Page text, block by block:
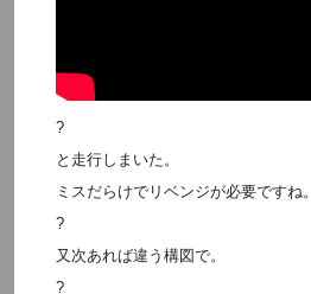
?
と走行しまいた。
ミスだらけでリベンジが必要ですね。
?
又次あれば違う構図で。
?